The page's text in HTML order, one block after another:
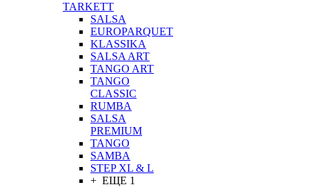
TARKETT
SALSA
EUROPARQUET
KLASSIKA
SALSA ART
TANGO ART
TANGO
CLASSIC
RUMBA
SALSA
PREMIUM
TANGO
SAMBA
STEP XL & L
+ ЕЩЕ 1